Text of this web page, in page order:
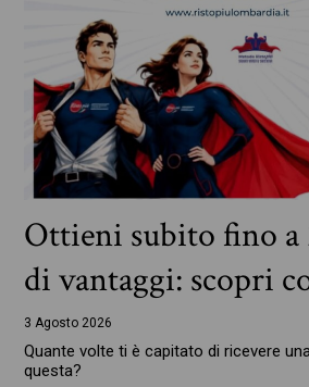
Ottieni subito fino a
di vantaggi: scopri
3 Agosto 2026
Quante volte ti è capitato di ricevere
questa?